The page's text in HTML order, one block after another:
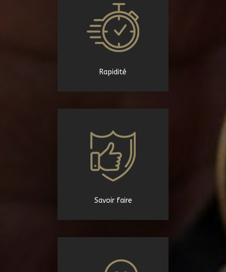
Rapidité
Savoir faire